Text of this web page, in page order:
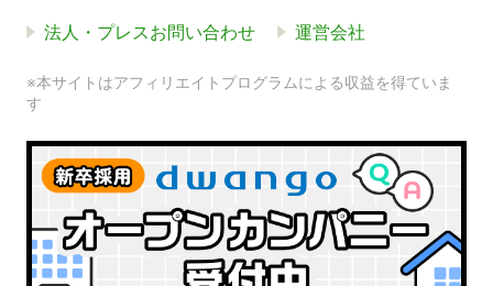
法人・プレスお問い合わせ 運営会社
※本サイトはアフィリエイトプログラムによる収益を得ていま
す